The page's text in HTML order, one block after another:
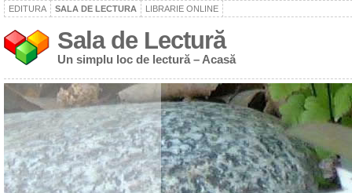
EDITURA SALA DE LECTURA LIBRARIE ONLINE
Sala de Lectură
Un simplu loc de lectură – Acasă